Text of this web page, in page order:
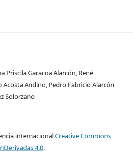
Priscila Garacoa Alarcón, René
Andino, Pedro Fabricio Alarcón
Solorzano
internacionalCreative Commons
4.0.